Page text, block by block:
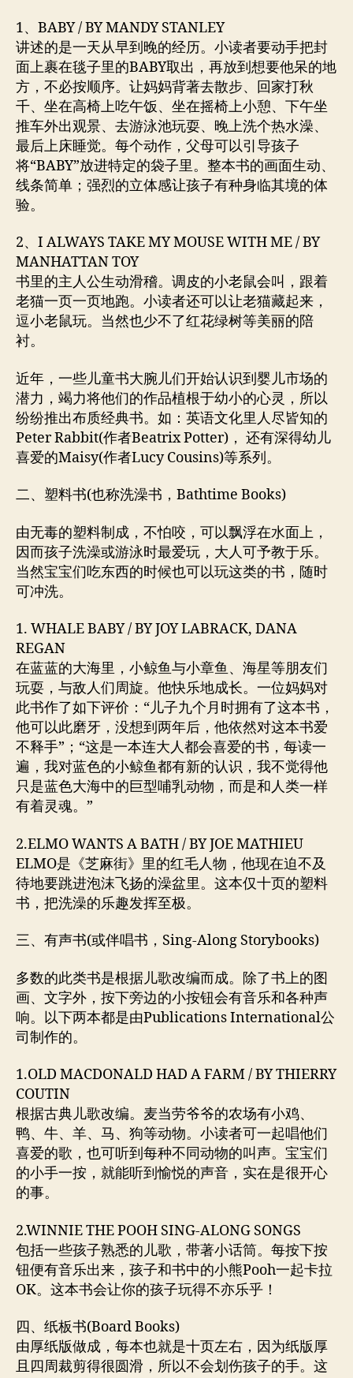
1、BABY / BY MANDY STANLEY
讲述的是一天从早到晚的经历。小读者要动手把封
面上裹在毯子里的BABY取出，再放到想要他呆的地
方，不必按顺序。让妈妈背著去散步、回家打秋
千、坐在高椅上吃午饭、坐在摇椅上小憩、下午坐
推车外出观景、去游泳池玩耍、晚上洗个热水澡、
最后上床睡觉。每个动作，父母可以引导孩子
将“BABY”放进特定的袋子里。整本书的画面生动、
线条简单；强烈的立体感让孩子有种身临其境的体
验。
2、I ALWAYS TAKE MY MOUSE WITH ME / BY
MANHATTAN TOY
书里的主人公生动滑稽。调皮的小老鼠会叫，跟着
老猫一页一页地跑。小读者还可以让老猫藏起来，
逗小老鼠玩。当然也少不了红花绿树等美丽的陪
衬。
近年，一些儿童书大腕儿们开始认识到婴儿市场的
潜力，竭力将他们的作品植根于幼小的心灵，所以
纷纷推出布质经典书。如：英语文化里人尽皆知的
Peter Rabbit(作者Beatrix Potter)， 还有深得幼儿
喜爱的Maisy(作者Lucy Cousins)等系列。
二、塑料书(也称洗澡书，Bathtime Books)
由无毒的塑料制成，不怕咬，可以飘浮在水面上，
因而孩子洗澡或游泳时最爱玩，大人可予教于乐。
当然宝宝们吃东西的时候也可以玩这类的书，随时
可冲洗。
1. WHALE BABY / BY JOY LABRACK, DANA
REGAN
在蓝蓝的大海里，小鲸鱼与小章鱼、海星等朋友们
玩耍，与敌人们周旋。他快乐地成长。一位妈妈对
此书作了如下评价：“儿子九个月时拥有了这本书，
他可以此磨牙，没想到两年后，他依然对这本书爱
不释手”；“这是一本连大人都会喜爱的书，每读一
遍，我对蓝色的小鲸鱼都有新的认识，我不觉得他
只是蓝色大海中的巨型哺乳动物，而是和人类一样
有着灵魂。”
2.ELMO WANTS A BATH / BY JOE MATHIEU
ELMO是《芝麻街》里的红毛人物，他现在迫不及
待地要跳进泡沫飞扬的澡盆里。这本仅十页的塑料
书，把洗澡的乐趣发挥至极。
三、有声书(或伴唱书，Sing-Along Storybooks)
多数的此类书是根据儿歌改编而成。除了书上的图
画、文字外，按下旁边的小按钮会有音乐和各种声
响。以下两本都是由Publications International公
司制作的。
1.OLD MACDONALD HAD A FARM / BY THIERRY
COUTIN
根据古典儿歌改编。麦当劳爷爷的农场有小鸡、
鸭、牛、羊、马、狗等动物。小读者可一起唱他们
喜爱的歌，也可听到每种不同动物的叫声。宝宝们
的小手一按，就能听到愉悦的声音，实在是很开心
的事。
2.WINNIE THE POOH SING-ALONG SONGS
包括一些孩子熟悉的儿歌，带著小话筒。每按下按
钮便有音乐出来，孩子和书中的小熊Pooh一起卡拉
OK。这本书会让你的孩子玩得不亦乐乎！
四、纸板书(Board Books)
由厚纸版做成，每本也就是十页左右，因为纸版厚
且四周裁剪得很圆滑，所以不会划伤孩子的手。这